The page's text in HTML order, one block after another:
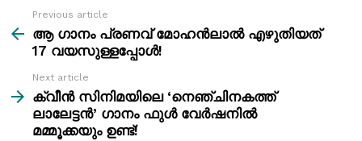
more
Previous article
ആ ഗാനം പ്രണവ് മോഹൻലാൽ എഴുതിയത്
17 വയസുള്ളപ്പോൾ!
Next article
ക്വീൻ സിനിമയിലെ ‘നെഞ്ചിനകത്ത്
ലാലേട്ടൻ’ ഗാനം ഫുൾ വേർഷനിൽ
മമ്മൂക്കയും ഉണ്ട്!